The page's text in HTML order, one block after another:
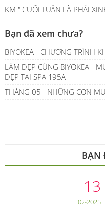
KM " CUỐI TUẦN LÀ PHẢI
Bạn đã xem chưa?
BIYOKEA - CHƯƠNG TRÌNH
LÀM ĐẸP CÙNG BIYOKEA -
ĐẸP TẠI SPA 195A
THÁNG 05 - NHỮNG CƠN
BẠN
13
02-2025